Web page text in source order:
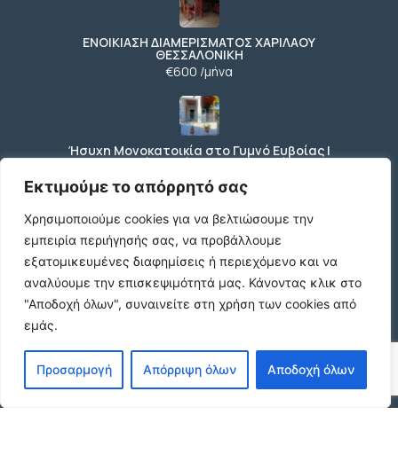
Εκτιμούμε το απόρρητό σας
Χρησιμοποιούμε cookies για να βελτιώσουμε την
εμπειρία περιήγησής σας, να προβάλλουμε
εξατομικευμένες διαφημίσεις ή περιεχόμενο και να
αναλύουμε την επισκεψιμότητά μας. Κάνοντας κλικ στο
"Αποδοχή όλων", συναινείτε στη χρήση των cookies από
εμάς.
Προσαρμογή Απόρριψη όλων Αποδοχή όλων
ΕΝΟΙΚΙΑΣΗ ΔΙΑΜΕΡΙΣΜΑΤΟΣ ΧΑΡΙΛΑΟΥ
ΘΕΣΣΑΛΟΝΙΚΗ
€600 /μήνα
Ήσυχη Μονοκατοικία στο Γυμνό Ευβοίας |
Κοντά σε Θάλασσα & Βουνό
€52 /μήνα
ΕΝΟΙΚΙΑΣΗ ΔΙΑΜΕΡΙΣΜΑΤΟΣ ΧΑΡΙΛΑΟΥ
ΘΕΣΣΑΛΟΝΙΚΗ
€600 /μήνα
Κωδικος ακινητου Μ480 καταστημα στον
Ευοσμο